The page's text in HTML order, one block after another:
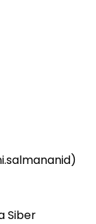
Siber